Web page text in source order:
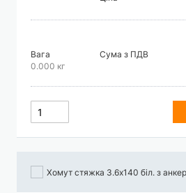
Вага
0.000 кг
Сума з ПДВ
Хомут стяжка 3.6х140 біл. з